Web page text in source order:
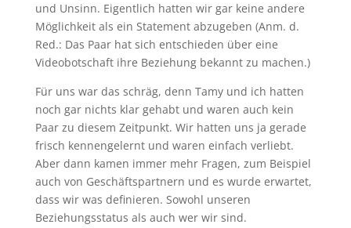
und Unsinn. Eigentlich hatten wir gar keine andere
Möglichkeit als ein Statement abzugeben (Anm. d.
Red.: Das Paar hat sich entschieden über eine
Videobotschaft ihre Beziehung bekannt zu machen.)
Für uns war das schräg, denn Tamy und ich hatten
noch gar nichts klar gehabt und waren auch kein
Paar zu diesem Zeitpunkt. Wir hatten uns ja gerade
frisch kennengelernt und waren einfach verliebt.
Aber dann kamen immer mehr Fragen, zum Beispiel
auch von Geschäftspartnern und es wurde erwartet,
dass wir was definieren. Sowohl unseren
Beziehungsstatus als auch wer wir sind.